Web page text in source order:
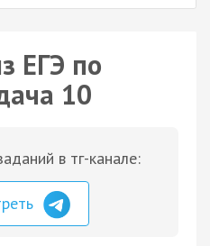
ЕГЭ по
10
в тг-канале: